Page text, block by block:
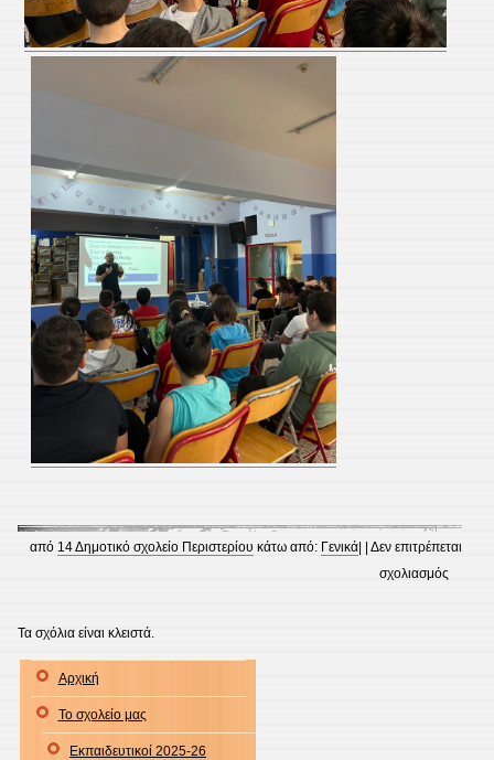
από 14 Δημοτικό σχολείο Περιστερίου κάτω από: Γενικά | |Δεν επιτρέπεται
σχολιασμός
Τα σχόλια είναι κλειστά.
Αρχική
Το σχολείο μας
Εκπαιδευτικοί 2025-26